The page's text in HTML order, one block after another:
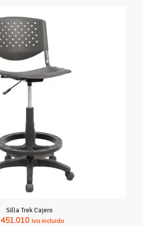
Silla Trek Cajero
451.010 iva incluido